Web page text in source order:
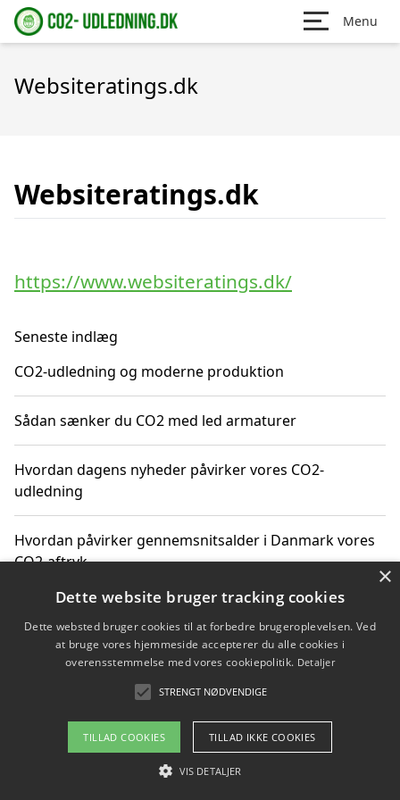
Menu
Websiteratings.dk
Websiteratings.dk
https://www.websiteratings.dk/
Seneste indlæg
CO2-udledning og moderne produktion
Sådan sænker du CO2 med led armaturer
Hvordan dagens nyheder påvirker vores CO2-
udledning
Hvordan påvirker gennemsnitsalder i Danmark vores
CO2-aftryk
Hvordan nyheder om CO2-udledning påvirker vores
hverdag
Om / kontakt
Blog Betingelser
×
Dette website bruger tracking cookies
Dette websted bruger cookies til at forbedre brugeroplevelsen. Ved
at bruge vores hjemmeside accepterer du alle cookies i
overensstemmelse med vores cookiepolitik. Detaljer
STRENGT NØDVENDIGE
TILLAD COOKIES TILLAD IKKE COOKIES
VIS DETALJER